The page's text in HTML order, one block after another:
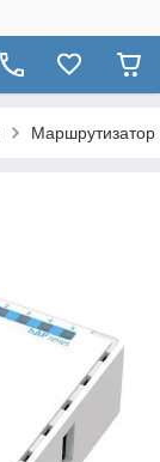
Маршрутизатор